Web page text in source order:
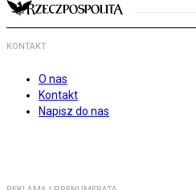
KONTAKT
O nas
Kontakt
Napisz do nas